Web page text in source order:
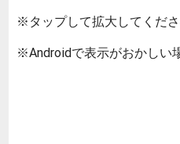
※タップして拡大してくだ
※Androidで表示がおかしい